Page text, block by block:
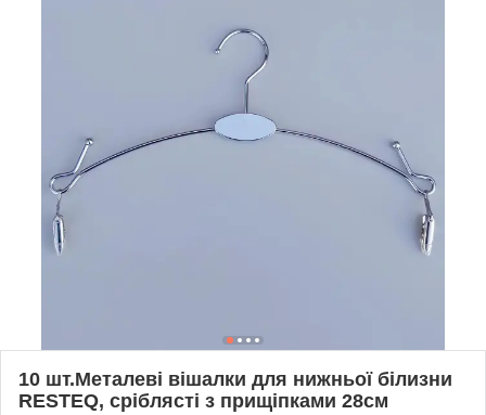
10 шт.Металеві вішалки для нижньої білизни
RESTEQ, сріблясті з прищіпками 28см